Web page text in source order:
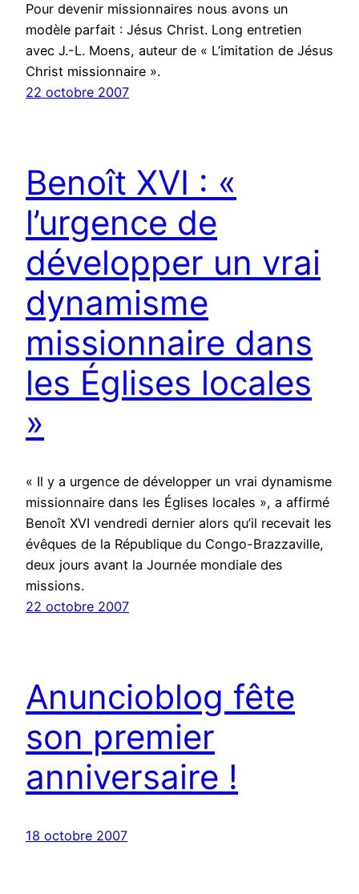
Pour devenir missionnaires nous avons un
modèle parfait : Jésus Christ. Long entretien
avec J.-L. Moens, auteur de « L’imitation de Jésus
Christ missionnaire ».
22 octobre 2007
Benoît XVI : «
l’urgence de
développer un vrai
dynamisme
missionnaire dans
les Églises locales
»
« Il y a urgence de développer un vrai dynamisme
missionnaire dans les Églises locales », a affirmé
Benoît XVI vendredi dernier alors qu’il recevait les
évêques de la République du Congo-Brazzaville,
deux jours avant la Journée mondiale des
missions.
22 octobre 2007
Anuncioblog fête
son premier
anniversaire !
18 octobre 2007